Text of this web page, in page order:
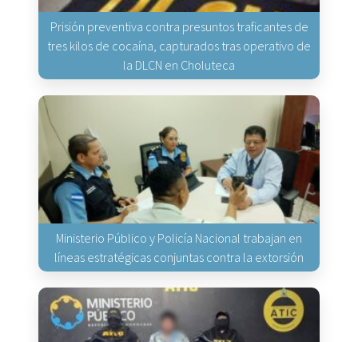
Prisión preventiva contra presuntos traficantes de
tres kilos de cocaína, capturados tras operativo de
la DLCN en Choluteca
Ministerio Público y Policía Nacional trabajan en
líneas estratégicas conjuntas contra la extorsión